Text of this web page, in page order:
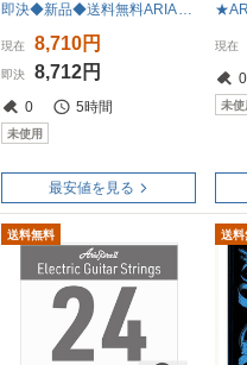
即決◆新品◆送料無料ARIA AGS-800C/XL ×12セット アリア [09-42] エレキギター用 コーティング弦
現在 8,710円
即決 8,712円
0 5時間
未使用
最安値を見る
現在
0
未使
送料無料 送料